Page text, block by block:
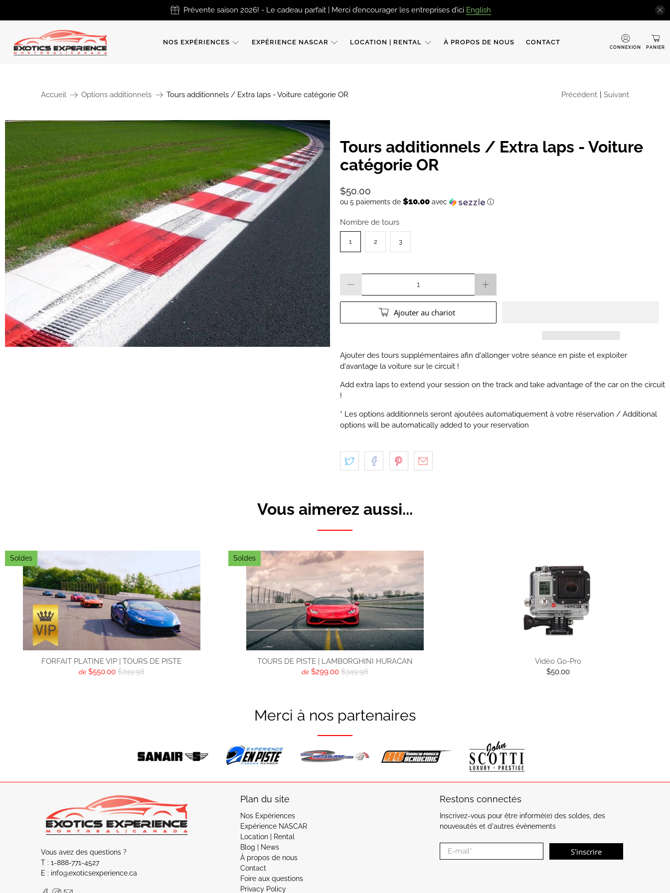
Prévente saison 2026! - Le cadeau parfait | Merci d’encourager les entreprises d’ici English
NOS EXPÉRIENCES EXPÉRIENCE NASCAR LOCATION | RENTAL À PROPOS DE NOUS CONTACT
CONNEXION PANIER
Accueil Options additionnels Tours additionnels / Extra laps - Voiture catégorie OR Précédent Suivant
Tours additionnels / Extra laps - Voiture
catégorie OR
$50.00
ou 5 paiements de $10.00 avec ⓘ
Nombre de tours
1 2 3
Ajouter au chariot
Ajouter des tours supplémentaires afin d'allonger votre séance en piste et exploiter
d'avantage la voiture sur le circuit !
Add extra laps to extend your session on the track and take advantage of the car on the circuit
!
* Les options additionnels seront ajoutées automatiquement à votre réservation / Additional
options will be automatically added to your reservation
Vous aimerez aussi...
Soldes
FORFAIT PLATINE VIP | TOURS DE PISTE
de $550.00 $749.98
Soldes
TOURS DE PISTE | LAMBORGHINI HURACAN
de $299.00 $349.98
Vidéo Go-Pro
$50.00
Merci à nos partenaires
Vous avez des questions ?
T : 1-888-771-4527
E : info@exoticsexperience.ca
Plan du site
Nos Expériences
Expérience NASCAR
Location | Rental
Blog | News
À propos de nous
Contact
Foire aux questions
Privacy Policy
Restons connectés
Inscrivez-vous pour être informé(e) des soldes, des
nouveautés et d'autres évènements
E-mail* S'inscrire